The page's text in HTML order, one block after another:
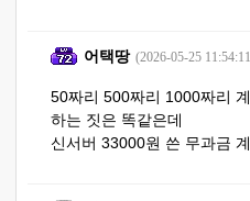
어택땅 (2026-05-25
50짜리 500짜리 1000짜리
하는 짓은 똑같은데
신서버 33000원 쓴 무과금